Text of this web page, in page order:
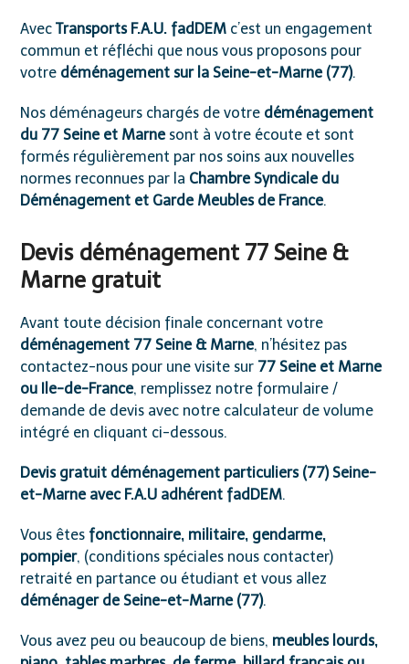
AvecTransports F.A.U. fadDEM c’est un engagement
commun et réfléchi que nous vous proposons pour
votre déménagement sur la Seine-et-Marne (77).
Nos déménageurs chargés de votre déménagement
du 77 Seine et Marnesont à votre écoute et sont
formés régulièrement par nos soins aux nouvelles
normes reconnues par la Chambre Syndicale du
Déménagement et Garde Meubles de France.
Devis déménagement 77 Seine &
Marne gratuit
Avant toute décision finale concernant votre
déménagement 77 Seine & Marne, n’hésitez pas
contactez-nous pour une visite sur 77 Seine et Marne
ou Ile-de-France, remplissez notre formulaire /
demande de devis avec notre calculateur de volume
intégré en cliquant ci-dessous.
Devis gratuit déménagement particuliers (77) Seine-
et-Marne avec F.A.U adhérent fadDEM.
Vous êtes fonctionnaire, militaire, gendarme,
pompier, (conditions spéciales nous contacter)
retraité en partance ou étudiant et vous allez
déménager deSeine-et-Marne(77).
Vous avez peu ou beaucoup de biens, meubles lourds,